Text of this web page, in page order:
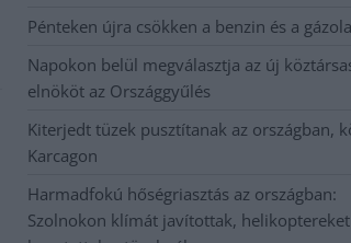
Pénteken újra csökken a benzin és a
Napokon belül megválasztja az új
elnököt az Országgyűlés
Kiterjedt tüzek pusztítanak az országban,
Karcagon
Harmadfokú hőségriasztás az országban:
Szolnokon klímát javítottak,